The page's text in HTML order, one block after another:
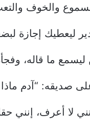
والخوف
ليعطيك إجازة
ليسمع ما قاله،
صديقه: “آدم
لا أعرف،